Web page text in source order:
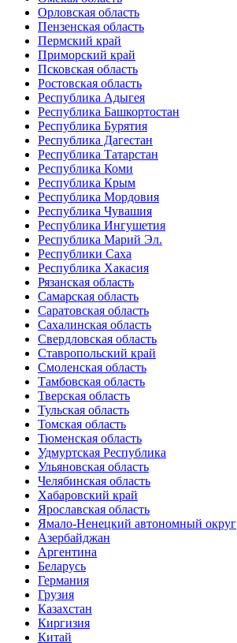
Орловская область
Пензенская область
Пермский край
Приморский край
Псковская область
Ростовская область
Республика Адыгея
Республика Башкортостан
Республика Бурятия
Республика Дагестан
Республика Татарстан
Республика Коми
Республика Крым
Республика Мордовия
Республика Чувашия
Республика Ингушетия
Республика Марий Эл.
Республики Саха
Республика Хакасия
Рязанская область
Самарская область
Саратовская область
Сахалинская область
Свердловская область
Ставропольский край
Смоленская область
Тамбовская область
Тверская область
Тульская область
Томская область
Тюменская область
Удмуртская Республика
Ульяновская область
Челябинская область
Хабаровский край
Ярославская область
Ямало-Ненецкий автономный округ
Азербайджан
Аргентина
Беларусь
Германия
Грузия
Казахстан
Киргизия
Китай